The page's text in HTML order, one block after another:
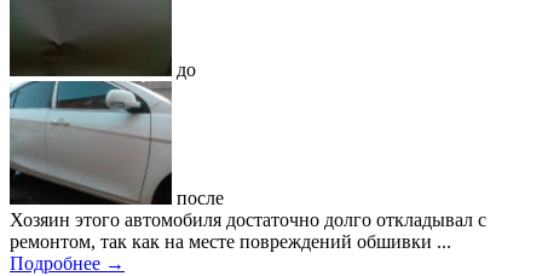
до
после
Хозяин этого автомобиля достаточно долго откладывал с
ремонтом, так как на месте повреждений обшивки ...
Подробнее →